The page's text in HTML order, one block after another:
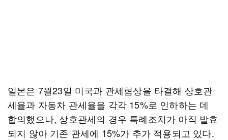
일본은 7월23일 미국과 관세협상을 타결해 상호관
세율과 자동차 관세율을 각각 15%로 인하하는 데
합의했으나, 상호관세의 경우 특례조치가 아직 발효
되지 않아 기존 관세에 15%가 추가 적용되고 있다.